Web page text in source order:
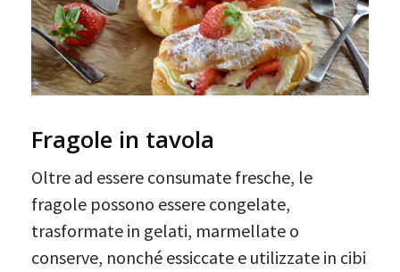
Fragole in tavola
Oltre ad essere consumate fresche, le
fragole possono essere congelate,
trasformate in gelati, marmellate o
conserve, nonché essiccate e utilizzate in cibi